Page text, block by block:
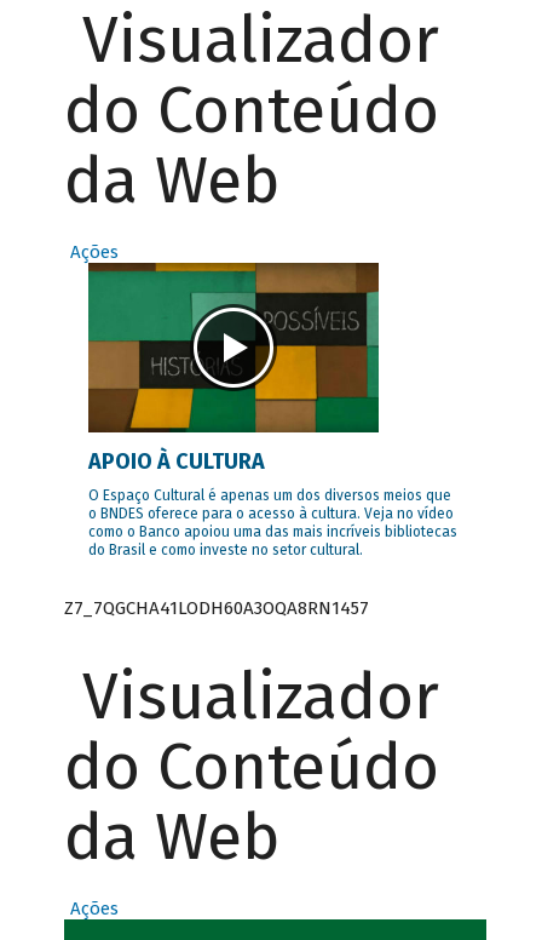
Visualizador
do Conteúdo
da Web
Ações
APOIO À CULTURA
O Espaço Cultural é apenas um dos diversos meios que
o BNDES oferece para o acesso à cultura. Veja no vídeo
como o Banco apoiou uma das mais incríveis bibliotecas
do Brasil e como investe no setor cultural.
Z7_7QGCHA41LODH60A3OQA8RN1457
Visualizador
do Conteúdo
da Web
Ações